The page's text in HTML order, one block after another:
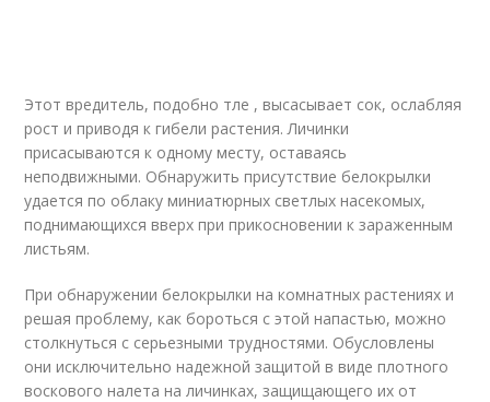
Этот вредитель, подобно тле , высасывает сок, ослабляя
рост и приводя к гибели растения. Личинки
присасываются к одному месту, оставаясь
неподвижными. Обнаружить присутствие белокрылки
удается по облаку миниатюрных светлых насекомых,
поднимающихся вверх при прикосновении к зараженным
листьям.
При обнаружении белокрылки на комнатных растениях и
решая проблему, как бороться с этой напастью, можно
столкнуться с серьезными трудностями. Обусловлены
они исключительно надежной защитой в виде плотного
воскового налета на личинках, защищающего их от